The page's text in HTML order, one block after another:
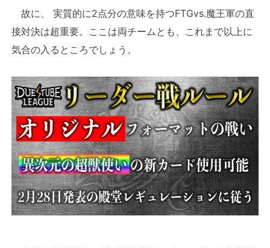
故に、 実質的に2点分の意味を持つFTGvs.魔王軍の直
接対決は超重要。ここは両チームとも、これまで以上に
気合の入るところでしょう。